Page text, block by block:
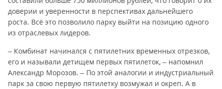
доверии и уверенности в перспективах дальнейшего
роста. Всё это позволило парку выйти на позицию одного
из отраслевых лидеров.
– Комбинат начинался с пятилетних временных отрезков,
его и называли детищем первых пятилеток, – напомнил
Александр Морозов. – По этой аналогии и индустриальный
парк за свою первую пятилетку возмужал и окреп. А в